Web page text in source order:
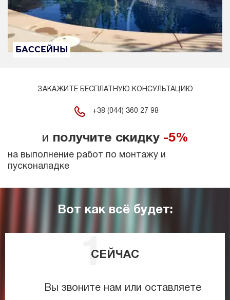
БАССЕЙНЫ
ЗАКАЖИТЕ БЕСПЛАТНУЮ КОНСУЛЬТАЦИЮ
+38 (044) 360 27 98
и получите скидку -5%
на выполнение работ по монтажу и
пусконаладке
Вот как всё будет:
СЕЙЧАС
Вы звоните нам или оставляете